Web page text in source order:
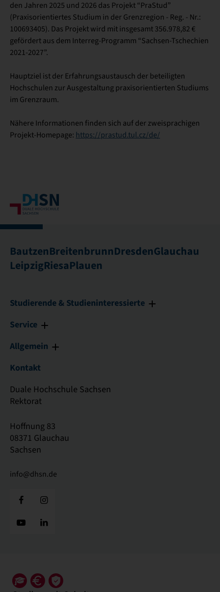
den Jahren 2025 und 2026 das Projekt “PraStud”
(Praxisorientiertes Studium in der Grenzregion - Reg. - Nr.:
100693405). Das Projekt wird mit insgesamt 356.978,82 €
gefördert aus dem Interreg-Programm “Sachsen-Tschechien
2021-2027”.
Hauptziel ist der Erfahrungsaustausch der beteiligten
Hochschulen zur Ausgestaltung praxisorientierten Studiums
im Grenzraum.
Nähere Informationen finden sich auf der zweisprachigen
Projekt-Homepage: https://prastud.tul.cz/de/
BautzenBreitenbrunnDresdenGlauchau
LeipzigRiesaPlauen
Studierende & Studieninteressierte
Service
Allgemein
Kontakt
Duale Hochschule Sachsen
Rektorat
Hoffnung 83
08371 Glauchau
Sachsen
info@dhsn.de